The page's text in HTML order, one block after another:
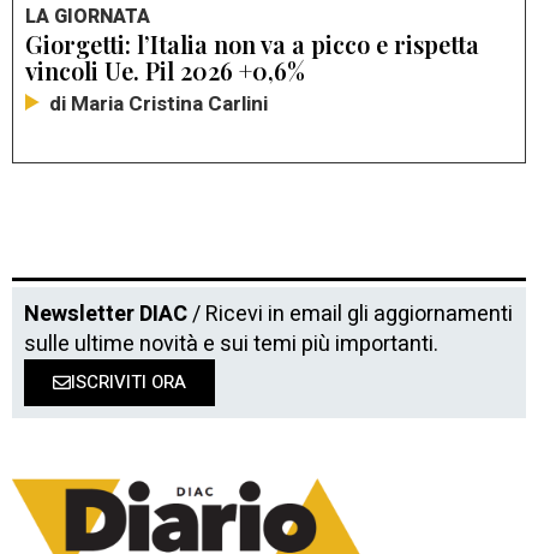
LA GIORNATA
Giorgetti: l’Italia non va a picco e rispetta
vincoli Ue. Pil 2026 +0,6%
di Maria Cristina Carlini
Newsletter DIAC/ Ricevi in email gli aggiornamenti
sulle ultime novità e sui temi più importanti.
ISCRIVITI ORA